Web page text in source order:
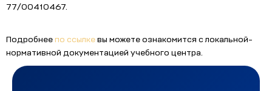
77/00410467.
Подробнеепо ссылкевы можете ознакомится с локальной-
нормативной документацией учебного центра.